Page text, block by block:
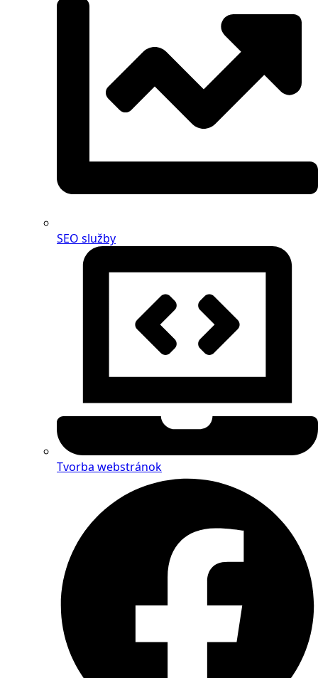
SEO služby
Tvorba webstránok